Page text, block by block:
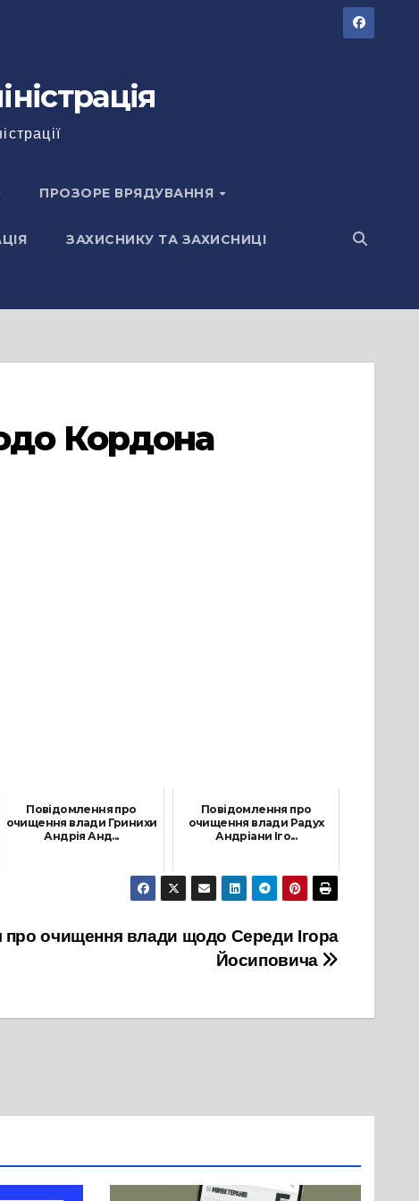
ПРОЗОРЕ ВРЯДУВАННЯ
ЗАХИСНИКУ ТА ЗАХИСНИЦІ
Кордона
Повідомлення про
очищення влади Гринихи
Андрія Анд...
Повідомлення про
очищення влади Радух
Андріани Іго...
17 Червня, 2021
про очищення влади щодо Середи Ігора
Йосиповича